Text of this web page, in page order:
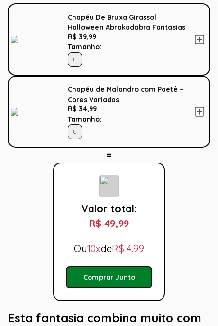
Chapéu De Bruxa Girassol
Halloween Abrakadabra Fantasias
R$ 39,99
Tamanho:
U
Chapéu de Malandro com Paetê –
Cores Variadas
R$ 34,99
Tamanho:
U
Valor total:
R$ 49,99
Ou10xdeR$ 4.99
Comprar Junto
Esta fantasia combina muito com